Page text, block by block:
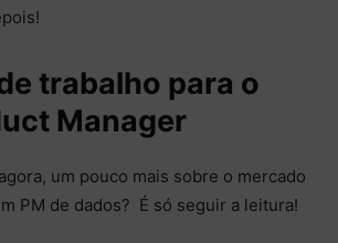
trabalho para o
Manager
um pouco mais sobre o mercado
PM de dados? É só seguir a leitura!